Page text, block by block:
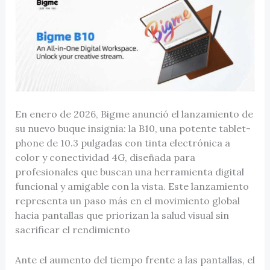
En enero de 2026, Bigme anunció el lanzamiento de
su nuevo buque insignia: la B10, una potente tablet-
phone de 10.3 pulgadas con tinta electrónica a
color y conectividad 4G, diseñada para
profesionales que buscan una herramienta digital
funcional y amigable con la vista. Este lanzamiento
representa un paso más en el movimiento global
hacia pantallas que priorizan la salud visual sin
sacrificar el rendimiento
Ante el aumento del tiempo frente a las pantallas, el